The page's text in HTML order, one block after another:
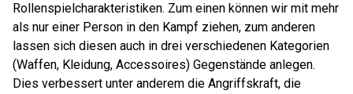
Rollenspielcharakteristiken. Zum einen können wir mit mehr
als nur einer Person in den Kampf ziehen, zum anderen
lassen sich diesen auch in drei verschiedenen Kategorien
(Waffen, Kleidung, Accessoires) Gegenstände anlegen.
Dies verbessert unter anderem die Angriffskraft, die